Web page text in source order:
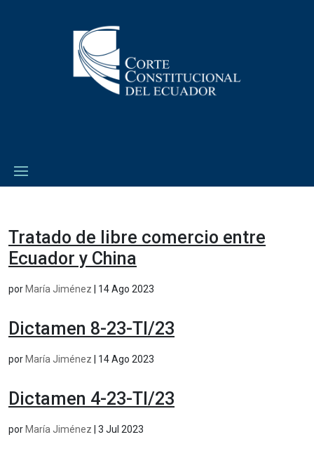
Tratado de libre comercio entre
Ecuador y China
por María Jiménez 14 Ago 2023
Dictamen 8-23-TI/23
por María Jiménez 14 Ago 2023
Dictamen 4-23-TI/23
por María Jiménez 3 Jul 2023